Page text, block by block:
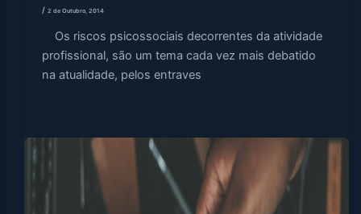
/2 de Outubro, 2014
Os riscos psicossociais decorrentes da atividade
profissional, são um tema cada vez mais debatido
na atualidade, pelos entraves